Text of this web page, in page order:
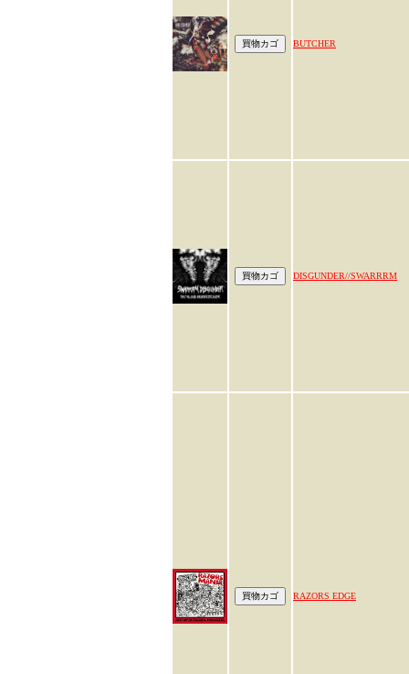
BUTCHER
DISGUNDER//SWARRRM
RAZORS EDGE